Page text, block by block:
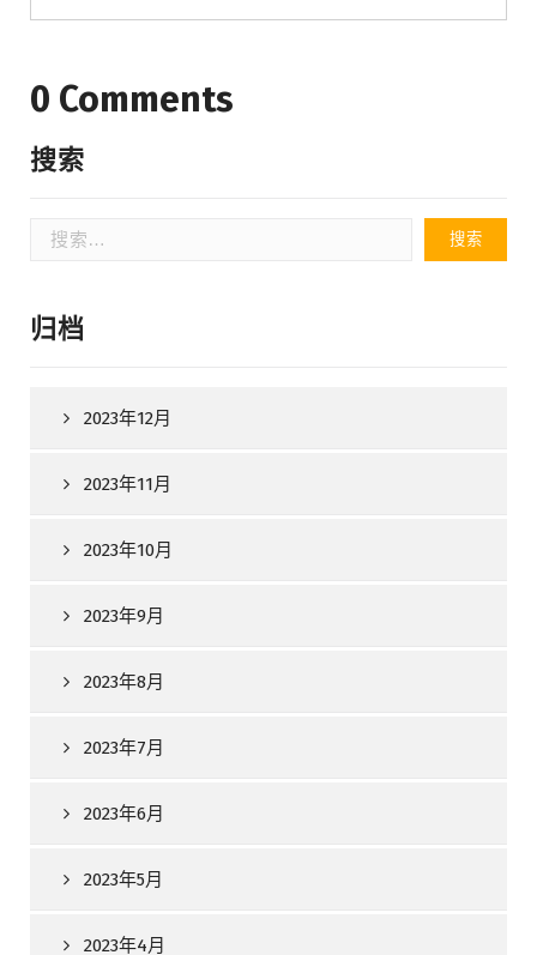
0 Comments
搜索
归档
2023年12月
2023年11月
2023年10月
2023年9月
2023年8月
2023年7月
2023年6月
2023年5月
2023年4月